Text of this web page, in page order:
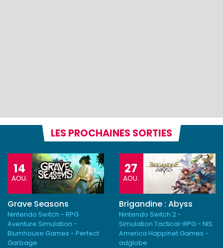
LES PROCHAINES SORTIES
14
AOU.
Grave Seasons
Nintendo Switch - RPG
Aventure Simulation -
Blumhouse Games - Perfect
Garbage
27
AOU.
Brigandine : Abyss
Nintendo Switch 2 -
Simulation Tactical-RPG - NIS
America Happinet Games -
adglobe